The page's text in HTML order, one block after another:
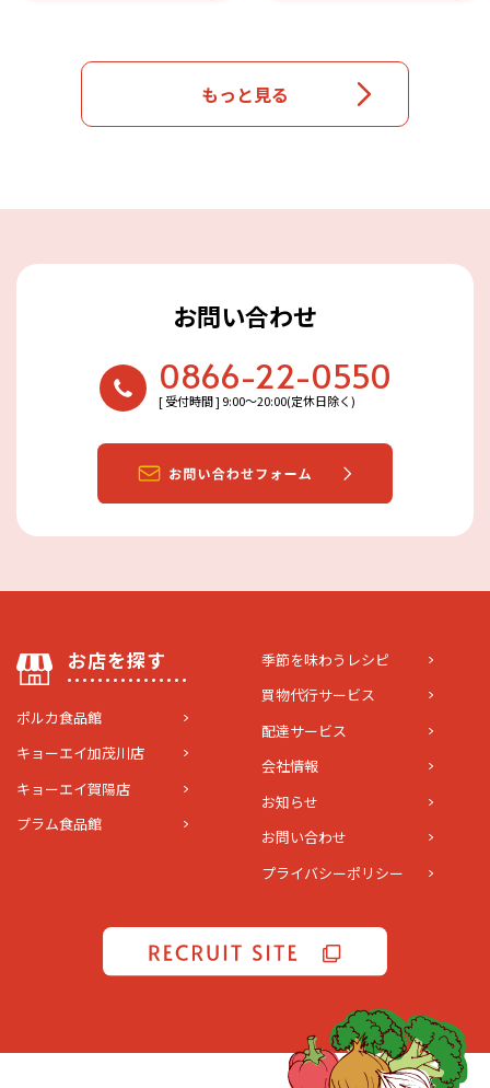
もっと見る
お問い合わせ
0866-22-0550
[ 受付時間 ] 9:00〜20:00(定休日除く)
お店を探す
ポルカ食品館
キョーエイ加茂川店
キョーエイ賀陽店
プラム食品館
季節を味わうレシピ
買物代行サービス
配達サービス
会社情報
お知らせ
お問い合わせ
プライバシーポリシー